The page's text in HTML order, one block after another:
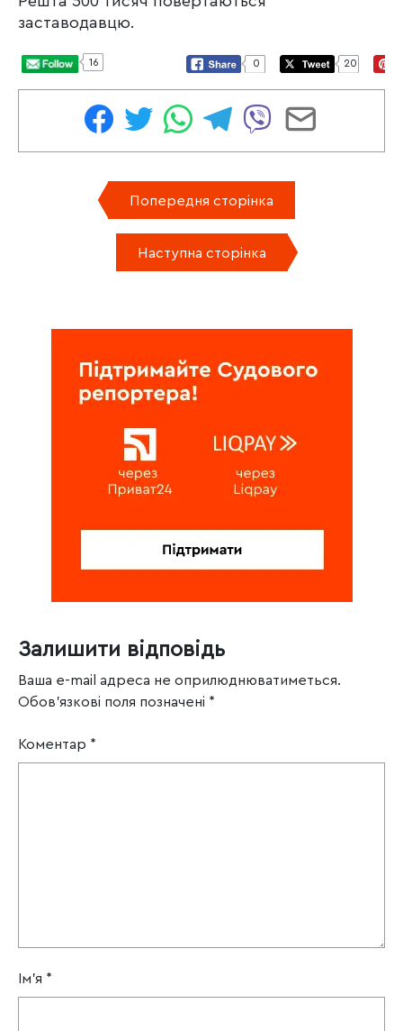
заставодавцю.
16 0 20
Попередня сторінка
Наступна сторінка
Залишити відповідь
Ваша e-mail адреса не оприлюднюватиметься.
Обов’язкові поля позначені *
Коментар *
Ім'я *